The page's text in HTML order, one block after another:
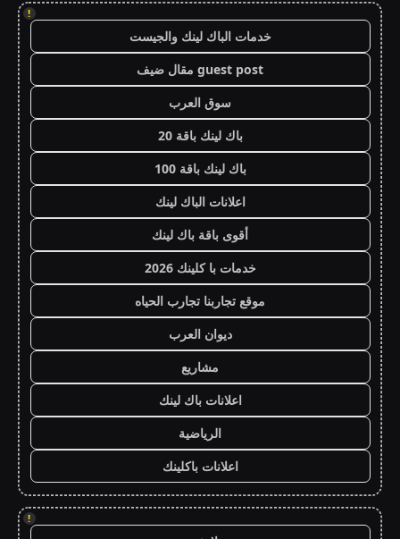
!
خدمات الباك لينك والجيست
guest post مقال ضيف
سوق العرب
باك لينك باقة 20
باك لينك باقة 100
اعلانات الباك لينك
أقوى باقة باك لينك
خدمات با كلينك 2026
موقع تجاربنا تجارب الحياه
ديوان العرب
مشاريع
اعلانات باك لينك
الرياضية
اعلانات باكلينك
!